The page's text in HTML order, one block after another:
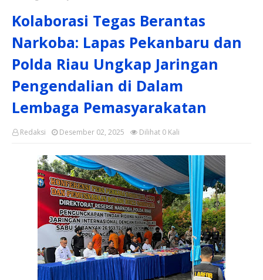
Kolaborasi Tegas Berantas
Narkoba: Lapas Pekanbaru dan
Polda Riau Ungkap Jaringan
Pengendalian di Dalam
Lembaga Pemasyarakatan
Redaksi Dilihat 0 Kali
Desember 02, 2025